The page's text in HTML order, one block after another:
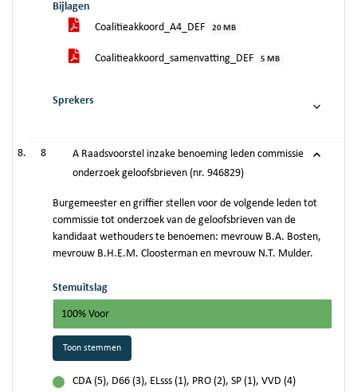
Bijlagen
Coalitieakkoord_A4_DEF
20 MB
Coalitieakkoord_samenvatting_DEF 5 MB
Sprekers
8
A Raadsvoorstel inzake benoeming leden commissie
onderzoek geloofsbrieven (nr. 946829)
Burgemeester en griffier stellen voor de volgende leden tot
commissie tot onderzoek van de geloofsbrieven van de
kandidaat wethouders te benoemen: mevrouw B.A. Bosten,
mevrouw B.H.E.M. Cloosterman en mevrouw N.T. Mulder.
Stemuitslag
100% Voor
Toon stemmen
CDA (5), D66 (3), ELsss (1), PRO (2), SP (1), VVD (4)